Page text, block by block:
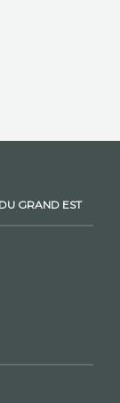
GRAND EST